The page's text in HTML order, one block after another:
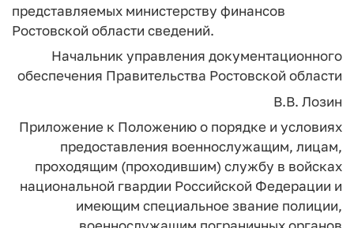
представляемых министерству финансов
Ростовской области сведений.
Начальник управления документационного
обеспечения Правительства Ростовской области
В.В. Лозин
Приложение к Положению о порядке и условиях
предоставления военнослужащим, лицам,
проходящим (проходившим) службу в войсках
национальной гвардии Российской Федерации и
имеющим специальное звание полиции,